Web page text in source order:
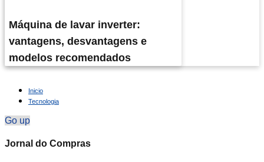
Máquina de lavar inverter:
vantagens, desvantagens e
modelos recomendados
Inicio
Tecnologia
Go up
Jornal do Compras